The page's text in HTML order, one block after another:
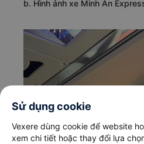
b. Hình ảnh xe Minh An
Sử dụng cookie
Vexere dùng cookie để website
xem chi tiết hoặc thay đổi lựa